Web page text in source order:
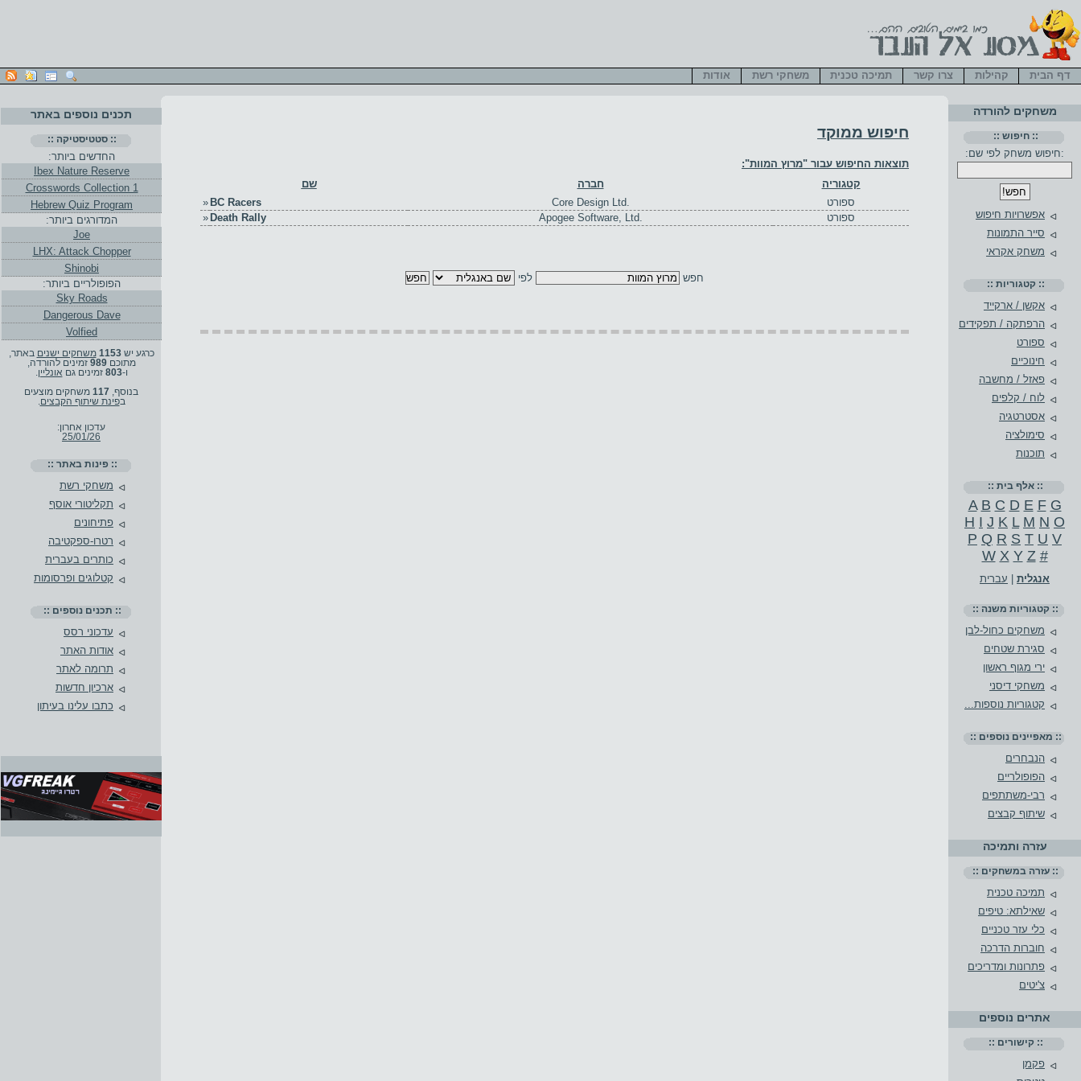
חיפוש ממוקד
תוצאות החיפוש עבור "מרוץ המוות":
שם
חברה
קטגוריה
» BC Racers Core Design Ltd.
ספורט
» Death Rally Apogee Software, Ltd. ספורט
חפש לפי
תכנים נוספים באתר
:: סטטיסטיקה ::
החדשים ביותר:
Ibex Nature Reserve
Crosswords Collection 1
Hebrew Quiz Program
המדורגים ביותר:
Joe
LHX: Attack Chopper
Shinobi
הפופולריים ביותר:
Sky Roads
Dangerous Dave
Volfied
כרגע יש1153 משחקים ישנים באתר,
מתוכם989 זמינים להורדה,
ו-803 זמינים גם אונליין
בנוסף, 117 משחקים מוצעים
בפינת שיתוף הקבצים
עדכון אחרון:
25/01/26
:: פינות באתר ::
משחקי רשת
תקליטורי אוסף
פתיחונים
רטרו-ספקטיבה
כותרים בעברית
קטלוגים ופרסומות
:: תכנים נוספים ::
עדכוני רסס
אודות האתר
תרומה לאתר
ארכיון חדשות
כתבו עלינו בעיתון
משחקים להורדה
:: חיפוש ::
:חיפוש משחק לפי שם:
אפשרויות חיפוש
סייר התמונות
משחק אקראי
:: קטגוריות ::
אקשן / ארקייד
הרפתקה / תפקידים
ספורט
חינוכיים
פאזל / מחשבה
לוח / קלפים
אסטרטגיה
סימולציה
תוכנות
:: אלף בית ::
A B C D E F G
H I J K L M N O
P Q R S T U V
W X Y Z #
אנגלית עברית
:: קטגוריות משנה ::
משחקים כחול-לבן
סגירת שטחים
ירי מגוף ראשון
משחקי דיסני
קטגוריות נוספות...
:: מאפיינים נוספים ::
הנבחרים
הפופולריים
רבי-משתתפים
שיתוף קבצים
עזרה ותמיכה
:: עזרה במשחקים ::
תמיכה טכנית
שאילתא: טיפים
כלי עזר טכניים
חוברות הדרכה
פתרונות ומדריכים
צ'יטים
אתרים נוספים
:: קישורים ::
פקמן
דף הבית קהילות צרו קשר תמיכה טכנית משחקי רשת אודות